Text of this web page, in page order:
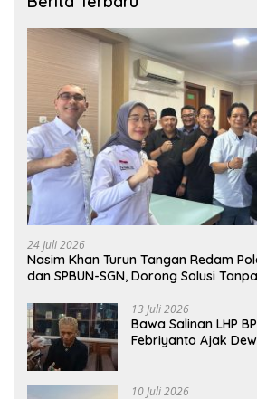
24 Juli 2026
Nasim Khan Turun Tangan Redam
dan SPBUN-SGN, Dorong Solusi
13 Juli 2026
Bawa Salinan LHP
Febriyanto Ajak
10 Juli 2026